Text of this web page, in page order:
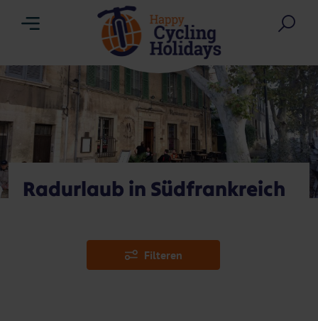
Radurlaub in Südfrankreich
Filteren